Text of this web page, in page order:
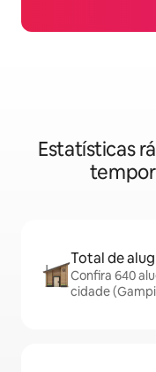
Estatísticas
Total de
Confira 640
cidade